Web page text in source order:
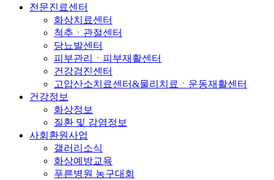
전문진료센터
화상치료센터
척추ㆍ관절센터
당뇨발센터
피부관리ㆍ피부재활센터
건강검진센터
고압산소치료센터&물리치료ㆍ운동재활센터
건강정보
화상정보
질환 및 감염정보
사회환원사업
갤러리소식
화상예방교육
푸른병원 농구대회